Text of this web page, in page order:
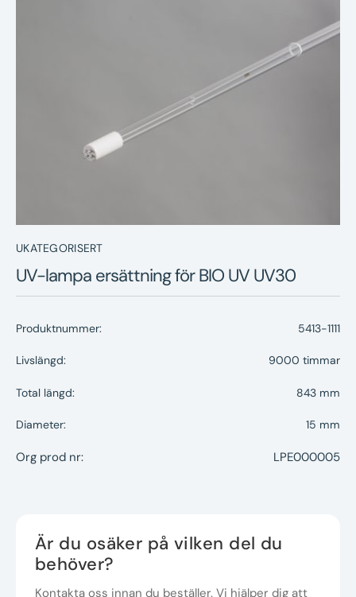
Underhållstips
UKATEGORISERT
UV-lampa ersättning för BIO UV UV30
Produktnummer: 5413-1111
Livslängd: 9000 timmar
Total längd: 843 mm
Diameter: 15 mm
Org prod nr: LPE000005
Är du osäker på vilken del du
behöver?
Kontakta oss innan du beställer. Vi hjälper dig att